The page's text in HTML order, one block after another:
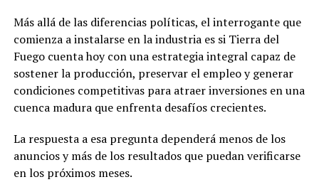
Más allá de las diferencias políticas, el interrogante que
comienza a instalarse en la industria es si Tierra del
Fuego cuenta hoy con una estrategia integral capaz de
sostener la producción, preservar el empleo y generar
condiciones competitivas para atraer inversiones en una
cuenca madura que enfrenta desafíos crecientes.
La respuesta a esa pregunta dependerá menos de los
anuncios y más de los resultados que puedan verificarse
en los próximos meses.